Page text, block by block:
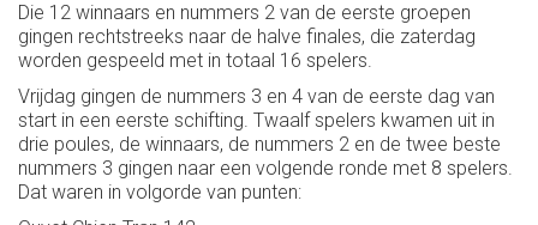
Die 12 winnaars en nummers 2 van de eerste groepen
gingen rechtstreeks naar de halve finales, die zaterdag
worden gespeeld met in totaal 16 spelers.
Vrijdag gingen de nummers 3 en 4 van de eerste dag van
start in een eerste schifting. Twaalf spelers kwamen uit in
drie poules, de winnaars, de nummers 2 en de twee beste
nummers 3 gingen naar een volgende ronde met 8 spelers.
Dat waren in volgorde van punten: